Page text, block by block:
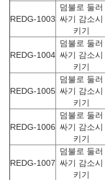
REDG-1003
덤불로 둘러
싸기 감소시
키기
REDG-1004
덤불로 둘러
싸기 감소시
키기
REDG-1005
덤불로 둘러
싸기 감소시
키기
REDG-1006
덤불로 둘러
싸기 감소시
키기
REDG-1007
덤불로 둘러
싸기 감소시
키기